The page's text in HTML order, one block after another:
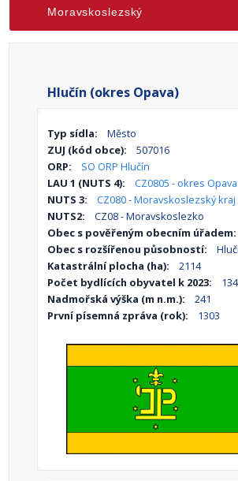
Moravskoslezský
Hlučín (okres Opava)
Typ sídla:
Město
ZUJ (kód obce):
507016
ORP:
SO ORP Hlučín
LAU 1 (NUTS 4):
CZ0805 - okres Opava
NUTS 3:
CZ080 - Moravskoslezský kraj
NUTS2:
CZ08 - Moravskoslezko
Obec s pověřeným obecním úřadem:
Obec s rozšířenou působností:
Katastrální plocha (ha):
2114
Počet bydlících obyvatel k 2023:
Nadmořská výška (m n.m.):
241
První písemná zpráva (rok):
1303